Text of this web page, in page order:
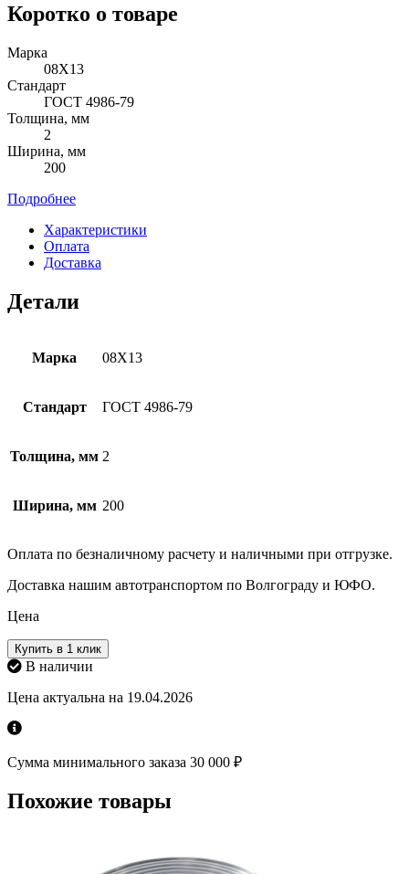
Коротко о товаре
Марка
08Х13
Стандарт
ГОСТ 4986-79
Толщина, мм
2
Ширина, мм
200
Подробнее
Характеристики
Оплата
Доставка
Детали
Марка 08Х13
Стандарт ГОСТ 4986-79
Толщина, мм 2
Ширина, мм 200
Оплата по безналичному расчету и наличными при отгрузке.
Доставка нашим автотранспортом по Волгограду и ЮФО.
Цена
Купить в 1 клик
В наличии
Цена актуальна на 19.04.2026
Сумма минимального заказа 30 000 ₽
Похожие товары